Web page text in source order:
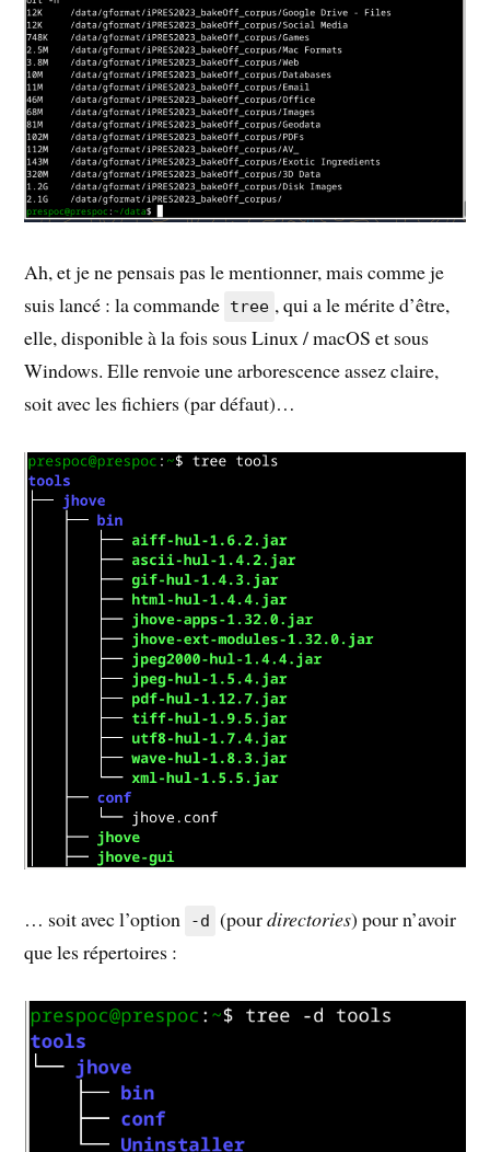
Ah, et je ne pensais pas le mentionner, mais comme je
suis lancé : la commande tree , qui a le mérite d’être,
elle, disponible à la fois sous Linux / macOS et sous
Windows. Elle renvoie une arborescence assez claire,
soit avec les fichiers (par défaut)…
… soit avec l’option -d (pourdirectories) pour n’avoir
que les répertoires :